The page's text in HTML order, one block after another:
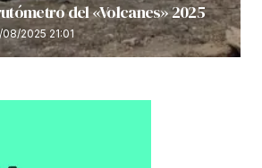
del «Volcanes» 2025
2025 21:01